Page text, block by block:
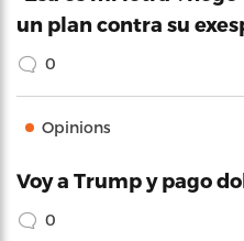
un plan contra su
0
Opinions
Voy a Trump y pago
0